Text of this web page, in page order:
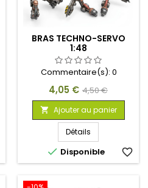
BRAS TECHNO-SERVO
1:48
Commentaire(s): 0
Prix
4,05 € Prix
de
base
4,50 €
 Ajouter au panier
Détails
 Disponible favorite_border